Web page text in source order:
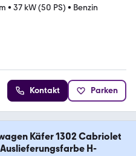
• 37 kW (50 PS) • Benzin
Kontakt Parken
Käfer 1302 Cabriolet
H-